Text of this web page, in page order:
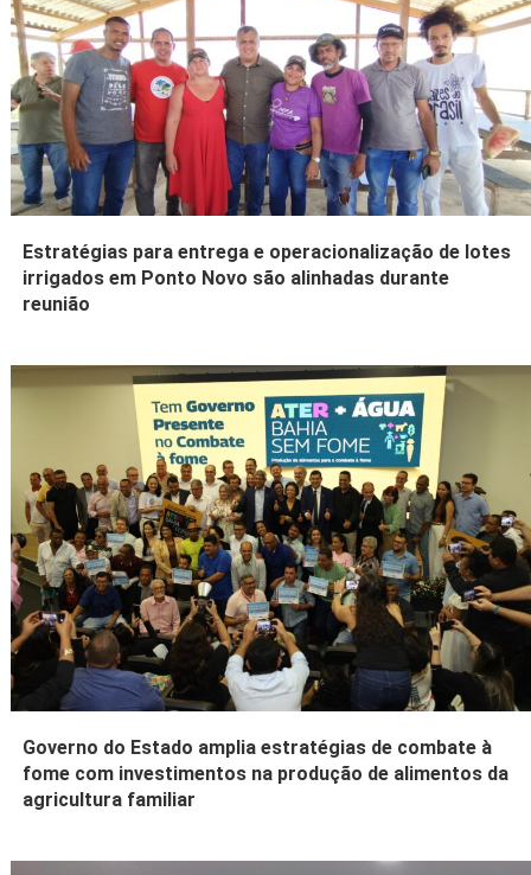
Estratégias para entrega e operacionalização de lotes
irrigados em Ponto Novo são alinhadas durante
reunião
Governo do Estado amplia estratégias de combate à
fome com investimentos na produção de alimentos da
agricultura familiar